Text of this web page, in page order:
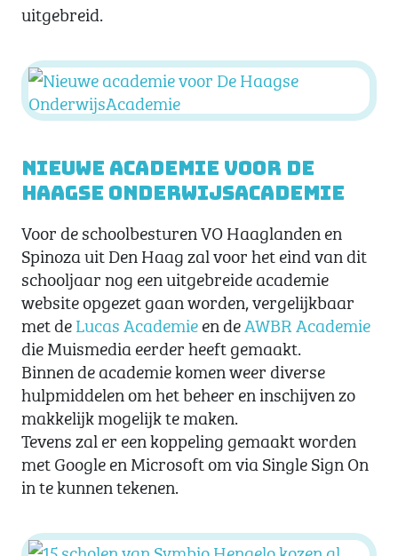
uitgebreid.
Nieuwe academie voor De
Haagse OnderwijsAcademie
Voor de schoolbesturen VO Haaglanden en
Spinoza uit Den Haag zal voor het eind van dit
schooljaar nog een uitgebreide academie
website opgezet gaan worden, vergelijkbaar
met deLucas Academieen deAWBR Academie
die Muismedia eerder heeft gemaakt.
Binnen de academie komen weer diverse
hulpmiddelen om het beheer en inschijven zo
makkelijk mogelijk te maken.
Tevens zal er een koppeling gemaakt worden
met Google en Microsoft om via Single Sign On
in te kunnen tekenen.